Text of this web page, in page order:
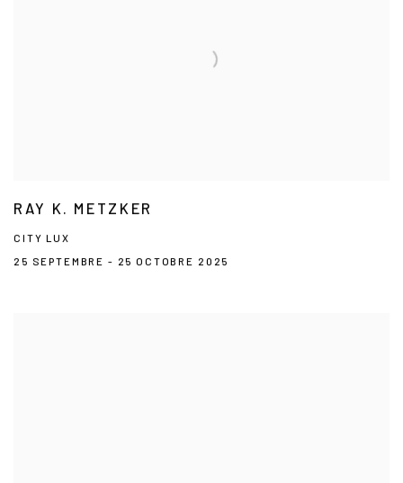
RAY K. METZKER
CITY LUX
25 SEPTEMBRE - 25 OCTOBRE 2025